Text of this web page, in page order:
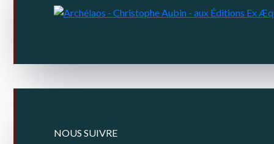
NOUS SUIVRE